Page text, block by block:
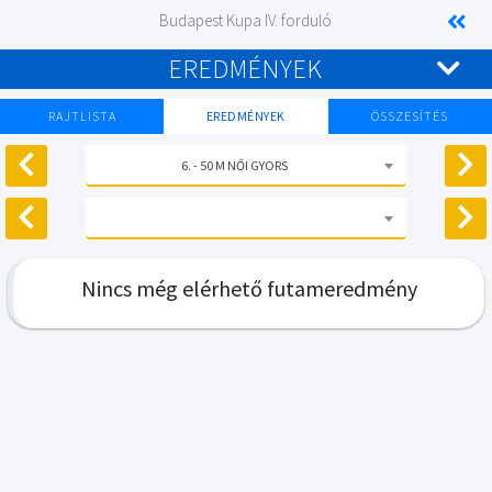
Budapest Kupa IV. forduló
EREDMÉNYEK
RAJTLISTA EREDMÉNYEK ÖSSZESÍTÉS
6. - 50 M NŐI GYORS
Nincs még elérhető futameredmény